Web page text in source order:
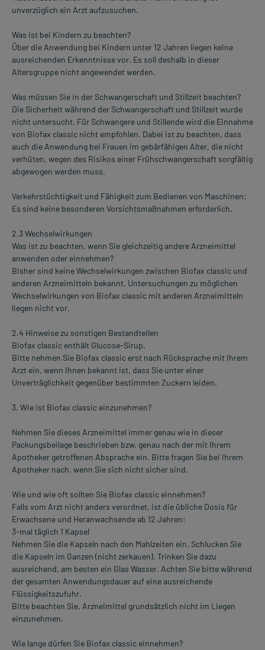
unverzüglich ein Arzt aufzusuchen.
Was ist bei Kindern zu beachten?
Über die Anwendung bei Kindern unter 12 Jahren liegen keine
ausreichenden Erkenntnisse vor. Es soll deshalb in dieser
Altersgruppe nicht angewendet werden.
Was müssen Sie in der Schwangerschaft und Stillzeit beachten?
Die Sicherheit während der Schwangerschaft und Stillzeit wurde
nicht untersucht. Für Schwangere und Stillende wird die Einnahme
von Biofax classic nicht empfohlen. Dabei ist zu beachten, dass
auch die Anwendung bei Frauen im gebärfähigen Alter, die nicht
verhüten, wegen des Risikos einer Frühschwangerschaft sorgfältig
abgewogen werden muss.
Verkehrstüchtigkeit und Fähigkeit zum Bedienen von Maschinen:
Es sind keine besonderen Vorsichtsmaßnahmen erforderlich.
2.3 Wechselwirkungen
Was ist zu beachten, wenn Sie gleichzeitig andere Arzneimittel
anwenden oder einnehmen?
Bisher sind keine Wechselwirkungen zwischen Biofax classic und
anderen Arzneimitteln bekannt. Untersuchungen zu möglichen
Wechselwirkungen von Biofax classic mit anderen Arzneimitteln
liegen nicht vor.
2.4 Hinweise zu sonstigen Bestandteilen
Biofax classic enthält Glucose-Sirup.
Bitte nehmen Sie Biofax classic erst nach Rücksprache mit Ihrem
Arzt ein, wenn Ihnen bekannt ist, dass Sie unter einer
Unverträglichkeit gegenüber bestimmten Zuckern leiden.
3. Wie ist Biofax classic einzunehmen?
Nehmen Sie dieses Arzneimittel immer genau wie in dieser
Packungsbeilage beschrieben bzw. genau nach der mit Ihrem
Apotheker getroffenen Absprache ein. Bitte fragen Sie bei Ihrem
Apotheker nach, wenn Sie sich nicht sicher sind.
Wie und wie oft sollten Sie Biofax classic einnehmen?
Falls vom Arzt nicht anders verordnet, ist die übliche Dosis für
Erwachsene und Heranwachsende ab 12 Jahren:
3-mal täglich 1 Kapsel
Nehmen Sie die Kapseln nach den Mahlzeiten ein. Schlucken Sie
die Kapseln im Ganzen (nicht zerkauen). Trinken Sie dazu
ausreichend, am besten ein Glas Wasser. Achten Sie bitte während
der gesamten Anwendungsdauer auf eine ausreichende
Flüssigkeitszufuhr.
Bitte beachten Sie, Arzneimittel grundsätzlich nicht im Liegen
einzunehmen.
Wie lange dürfen Sie Biofax classic einnehmen?